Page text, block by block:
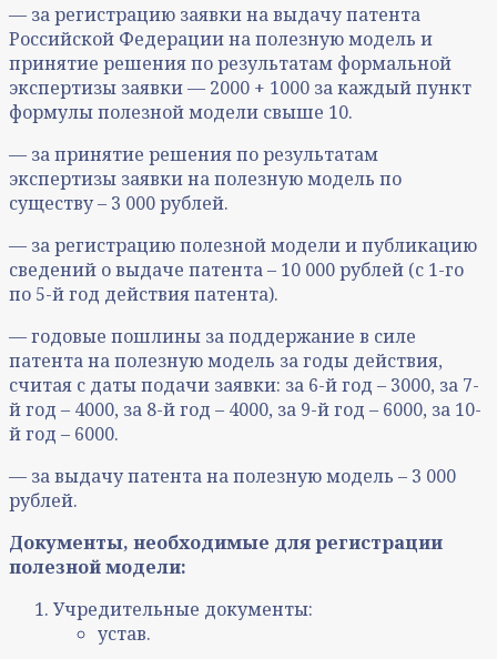
— за регистрацию заявки на выдачу патента
Российской Федерации на полезную модель и
принятие решения по результатам формальной
экспертизы заявки — 2000 + 1000 за каждый пункт
формулы полезной модели свыше 10.
— за принятие решения по результатам
экспертизы заявки на полезную модель по
существу – 3 000 рублей.
— за регистрацию полезной модели и публикацию
сведений о выдаче патента – 10 000 рублей (с 1-го
по 5-й год действия патента).
— годовые пошлины за поддержание в силе
патента на полезную модель за годы действия,
считая с даты подачи заявки: за 6-й год – 3000, за 7-
й год – 4000, за 8-й год – 4000, за 9-й год – 6000, за 10-
й год – 6000.
— за выдачу патента на полезную модель – 3 000
рублей.
Документы, необходимые для регистрации
полезной модели:
Учредительные документы:
устав.